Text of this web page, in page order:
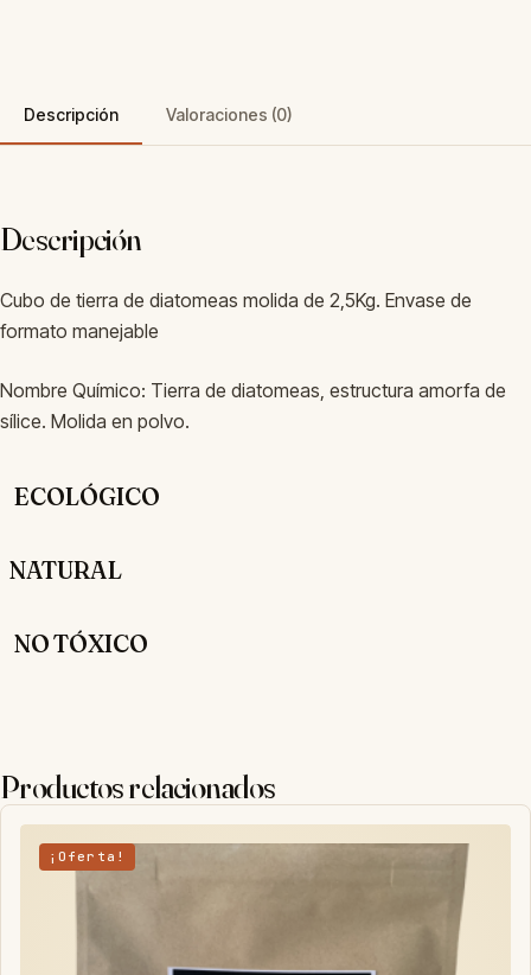
Descripción Valoraciones (0)
Descripción
Cubo de tierra de diatomeas molida de 2,5Kg. Envase de
formato manejable
Nombre Químico: Tierra de diatomeas, estructura amorfa de
sílice. Molida en polvo.
ECOLÓGICO
NATURAL
NO TÓXICO
Productos relacionados
¡Oferta!